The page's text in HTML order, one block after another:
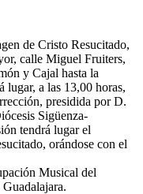
de Cristo Resucitado,
calle Miguel Fruiters,
y Cajal hasta la
lugar, a las 13,00 horas,
presidida por D.
Sigüenza-
tendrá lugar el
orándose con el
Musical del